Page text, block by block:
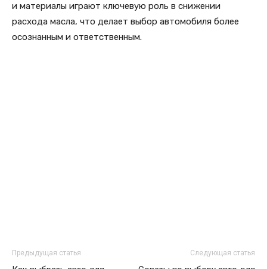
и материалы играют ключевую роль в снижении
расхода масла, что делает выбор автомобиля более
осознанным и ответственным.
Предыдущая статья Следующая статья